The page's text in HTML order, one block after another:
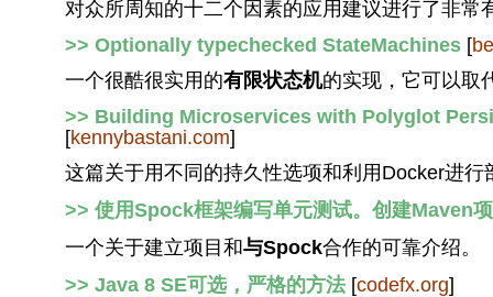
对众所周知的十二个因素的应用建议进行了非常
>> Optionally typechecked StateMachines[
一个很酷很实用的有限状态机的实现，它可以取
>> Building Microservices with Polyglot
[kennybastani.com]
这篇关于用不同的持久性选项和利用Docker进
>> 使用Spock框架编写单元测试。创建Maven
一个关于建立项目和与Spock合作的可靠介绍。
>> Java 8 SE可选，严格的方法[codefx.org]